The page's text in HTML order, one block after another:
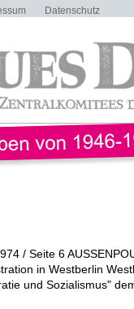
Datenschutz
/ Seite 6
in Westberlin
und Sozialismus"